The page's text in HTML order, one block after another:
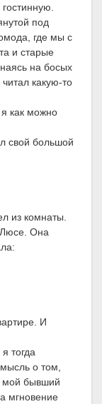
под
где мы с
и старые
на босых
какую-то
как можно
свой большой
из комнаты.
Люсе. Она
И
тогда
о том,
мой бывший
мгновение